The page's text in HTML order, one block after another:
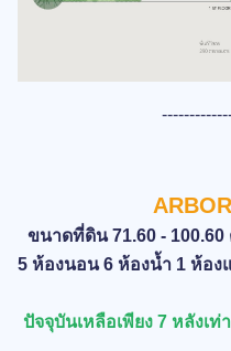
ขนาดที่ดิน 71.60 -
5 ห้องนอน 6 ห้องน้ำ 1 ห้อ
ปัจจุบันเหลือเพียง 7 หลังเท่